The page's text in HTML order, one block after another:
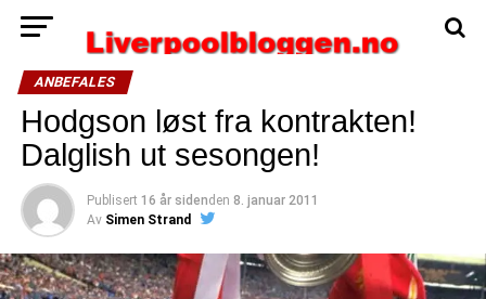
ANBEFALES
Hodgson løst fra kontrakten!
Dalglish ut sesongen!
Publisert 16 år sidenden 8. januar 2011
Av Simen Strand